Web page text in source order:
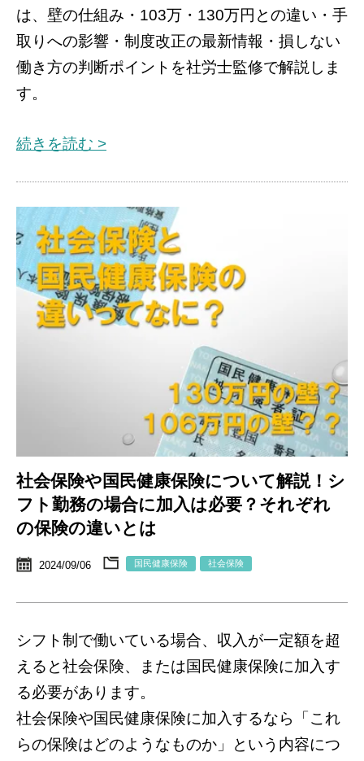
は、壁の仕組み・103万・130万円との違い・手
取りへの影響・制度改正の最新情報・損しない
働き方の判断ポイントを社労士監修で解説しま
す。
続きを読む >
社会保険や国民健康保険について解説！シ
フト勤務の場合に加入は必要？それぞれ
の保険の違いとは
2024/09/06 国民健康保険 社会保険
シフト制で働いている場合、収入が一定額を超
えると社会保険、または国民健康保険に加入す
る必要があります。
社会保険や国民健康保険に加入するなら「これ
らの保険はどのようなものか」という内容につ